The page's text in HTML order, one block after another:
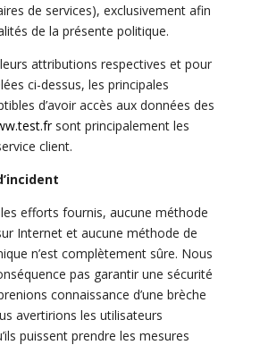
de services), exclusivement afin
de la présente politique.
attributions respectives et pour
ci-dessus, les principales
d’avoir accès aux données des
sont principalement les
client.
efforts fournis, aucune méthode
Internet et aucune méthode de
n’est complètement sûre. Nous
pas garantir une sécurité
connaissance d’une brèche
avertirions les utilisateurs
puissent prendre les mesures